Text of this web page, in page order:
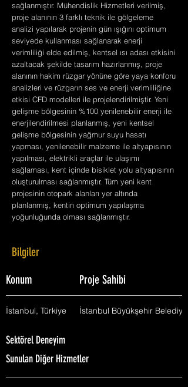
sağlanmıştır. Mühendislik Hizmetleri verilmiş,
proje alanının 3 farklı teknik ile gölgeleme
analizi yapılarak projenin gün ışığını optimum
seviyede kullanması sağlanarak enerji
verimliliği elde edilmiş, kentsel ısı adası etkisini
azaltacak şekilde tasarım hazırlanmış, proje
alanının hakim rüzgar yönüne göre yaya konforu
analizleri ve rüzgarın ses ve enerji verimliliğine
etkisi CFD modelleri ile projelendirilmiştir. Yeni
gelişme bölgesinin %100 yenilenebilir enerji ile
enerjilendirilmesi planlanmış, yeni kentsel
gelişme bölgesinin yağmur suyu hasatı
yapması, yenilenebilir malzeme ile altyapısının
yapılması, elektrikli araçlar ile ulaşımı
sağlaması, kent içinde bisiklet yolu altyapısının
oluşturulması sağlanmıştır. Tüm yeni kent
projesinin otopark alanları yer altında
planlanmış, kentin optimum yapılaşma
yoğunluğunda olması sağlanmıştır.
Bilgiler
Konum Proje Sahibi
İstanbul, Türkiye İstanbul Büyükşehir Belediyesi
Sektörel Deneyim
Sunulan Diğer Hizmetler